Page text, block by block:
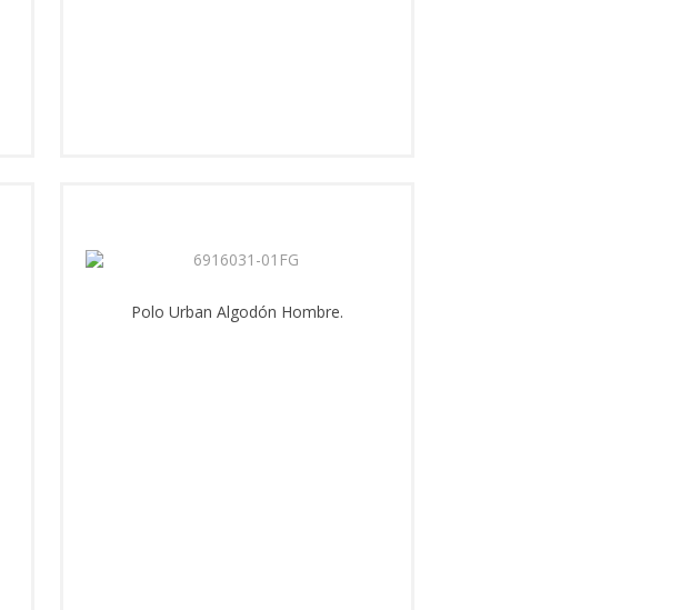
Polo Urban Algodón Hombre.